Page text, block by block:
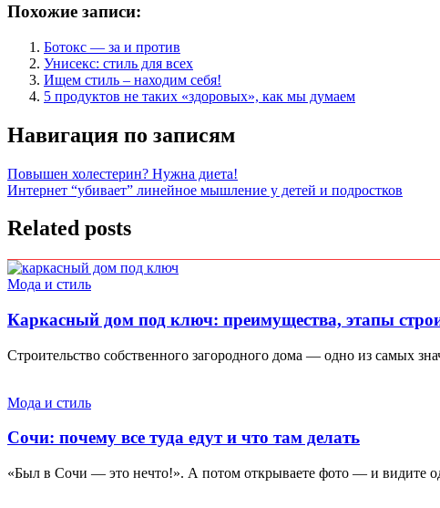
Похожие записи:
Ботокс — за и против
Унисекс: стиль для всех
Ищем стиль – находим себя!
5 продуктов не таких «здоровых», как мы думаем
Навигация по записям
Повышен холестерин? Нужна диета!
Интернет “убивает” линейное мышление у детей и подростков
Related posts
Мода и стиль
Каркасный дом под ключ: преимущества, этапы
Строительство собственного загородного дома — одно из самых
Мода и стиль
Сочи: почему все туда едут и что там делать
«Был в Сочи — это нечто!». А потом открываете фото — и видите